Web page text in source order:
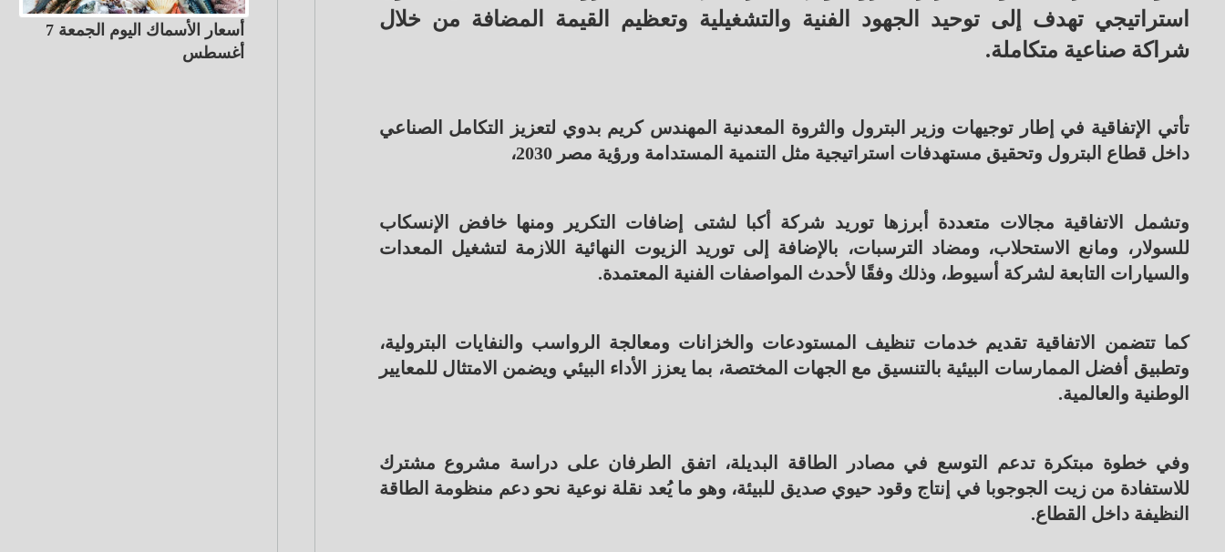
استراتيجي تهدف إلى توحيد الجهود الفنية والتشغيلية وتعظيم القيمة المضافة من خلال
شراكة صناعية متكاملة.
تأتي الإتفاقية في إطار توجيهات وزير البترول والثروة المعدنية المهندس كريم بدوي لتعزيز التكامل الصناعي
داخل قطاع البترول وتحقيق مستهدفات استراتيجية مثل التنمية المستدامة ورؤية مصر 2030،
وتشمل الاتفاقية مجالات متعددة أبرزها توريد شركة أكبا لشتى إضافات التكرير ومنها خافض الإنسكاب
للسولار، ومانع الاستحلاب، ومضاد الترسبات، بالإضافة إلى توريد الزيوت النهائية اللازمة لتشغيل المعدات
والسيارات التابعة لشركة أسيوط، وذلك وفقًا لأحدث المواصفات الفنية المعتمدة.
كما تتضمن الاتفاقية تقديم خدمات تنظيف المستودعات والخزانات ومعالجة الرواسب والنفايات البترولية،
وتطبيق أفضل الممارسات البيئية بالتنسيق مع الجهات المختصة، بما يعزز الأداء البيئي ويضمن الامتثال للمعايير
الوطنية والعالمية.
وفي خطوة مبتكرة تدعم التوسع في مصادر الطاقة البديلة، اتفق الطرفان على دراسة مشروع مشترك
للاستفادة من زيت الجوجوبا في إنتاج وقود حيوي صديق للبيئة، وهو ما يُعد نقلة نوعية نحو دعم منظومة الطاقة
النظيفة داخل القطاع.
أسعار الأسماك اليوم الجمعة 7
أغسطس